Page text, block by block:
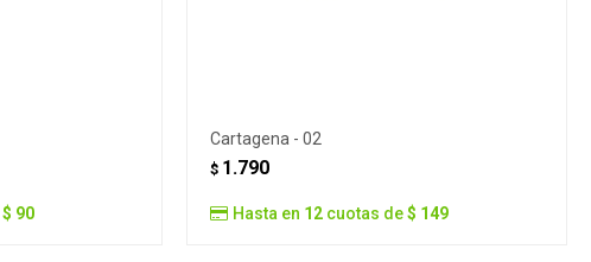
$ 90
Cartagena - 02
$ 1.790
Hasta en 12cuotas de$ 149